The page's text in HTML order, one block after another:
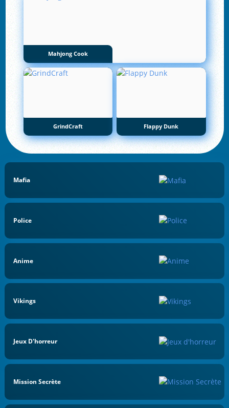
Mahjong Cook
GrindCraft Flappy Dunk
Mafia
Police
Anime
Vikings
Jeux D'horreur
Mission Secrète